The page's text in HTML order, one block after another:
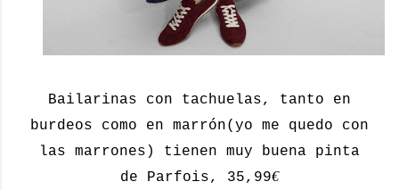
Bailarinas con tachuelas, tanto en
burdeos como en marrón(yo me quedo con
las marrones) tienen muy buena pinta
de Parfois, 35,99€